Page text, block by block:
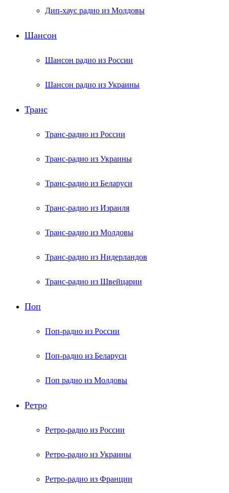
Дип-хаус радио из Молдовы
Шансон
Шансон радио из России
Шансон радио из Украины
Транс
Транс-радио из России
Транс-радио из Украины
Транс-радио из Беларуси
Транс-радио из Израиля
Транс-радио из Молдовы
Транс-радио из Нидерландов
Транс-радио из Швейцарии
Поп
Поп-радио из России
Поп-радио из Беларуси
Поп радио из Молдовы
Ретро
Ретро-радио из России
Ретро-радио из Украины
Ретро-радио из Франции